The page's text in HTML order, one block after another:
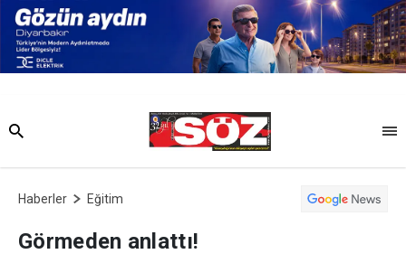
Haberler Eğitim
Görmeden anlattı!